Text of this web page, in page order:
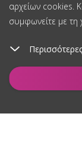
αρχείων cookies.
συμφωνείτε με